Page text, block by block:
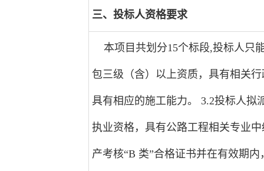
三、投标人资格要求
本项目共划分15个标段,投标人只
包三级（含）以上资质，具有相关
具有相应的施工能力。 3.2投标人
执业资格，具有公路工程相关专业
产考核“B 类”合格证书并在有效期